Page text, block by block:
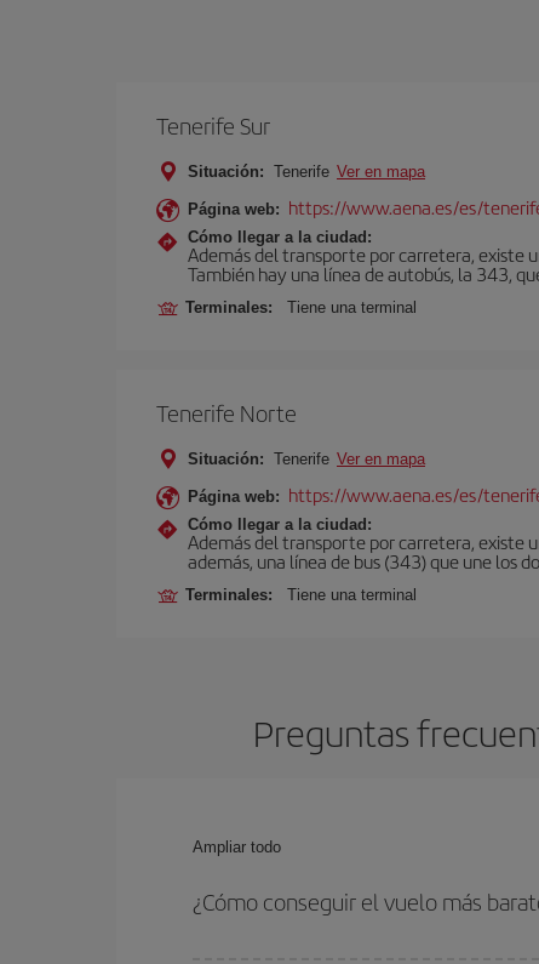
Tenerife Sur
Situación: Tenerife Ver en mapa
Página web: https://www.aena.es/es/
Cómo llegar a la ciudad:
Además del transporte por carretera, existe
También hay una línea de autobús, la 343,
Terminales: Tiene una terminal
Tenerife Norte
Situación: Tenerife Ver en mapa
Página web: https://www.aena.es/es/
Cómo llegar a la ciudad:
Además del transporte por carretera, existe
además, una línea de bus (343) que une los
Terminales: Tiene una terminal
Preguntas
Ampliar todo
¿Cómo conseguir el vuelo más